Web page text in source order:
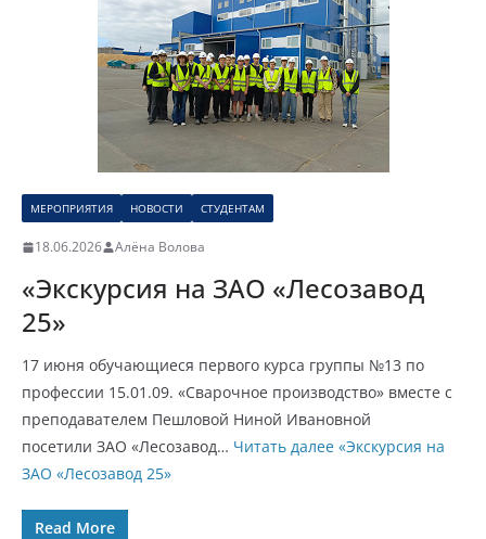
МЕРОПРИЯТИЯ НОВОСТИ СТУДЕНТАМ
18.06.2026 Алёна Волова
«Экскурсия на ЗАО «Лесозавод
25»
17 июня обучающиеся первого курса группы №13 по
профессии 15.01.09. «Сварочное производство» вместе с
преподавателем Пешловой Ниной Ивановной
посетили ЗАО «Лесозавод… Читать далее «Экскурсия на
ЗАО «Лесозавод 25»
Read More